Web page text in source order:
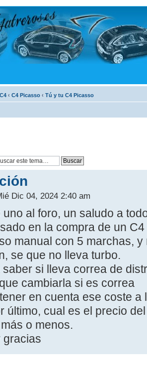
‹ C4 Picasso ‹ Tú y tu C4 Picasso
Dic 04, 2024 2:40 am
uno al foro, un saludo a
en la compra de un
manual con 5 marchas,
se que no lleva turbo.
saber si lleva correa de
cambiarla si es correa
en cuenta ese coste a
último, cual es el precio
o menos.
gracias